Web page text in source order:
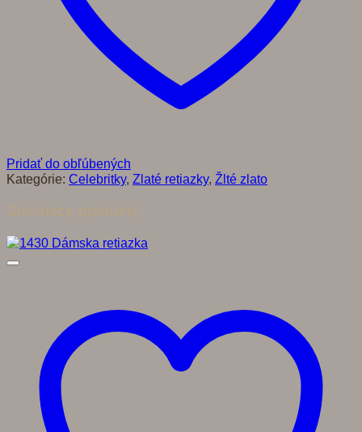
Pridať do obľúbených
Kategórie: Celebritky, Zlaté retiazky, Žlté zlato
Súvisiace produkty